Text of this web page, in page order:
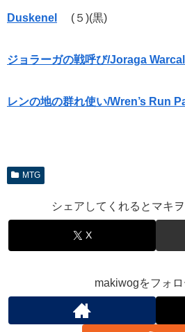
Duskenel (５)(黒)
ジョラーガの戦呼び/Joraga
レンの地の群れ使い/Wren’s Run
MTG
シェアしてくれるとマキ
X
makiwogをフォ